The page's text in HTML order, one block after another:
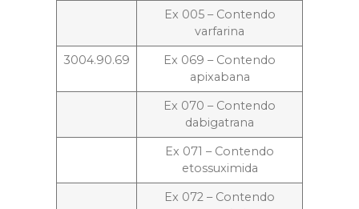
Ex 005 – Contendo
varfarina
3004.90.69
Ex 069 – Contendo
apixabana
Ex 070 – Contendo
dabigatrana
Ex 071 – Contendo
etossuximida
Ex 072 – Contendo